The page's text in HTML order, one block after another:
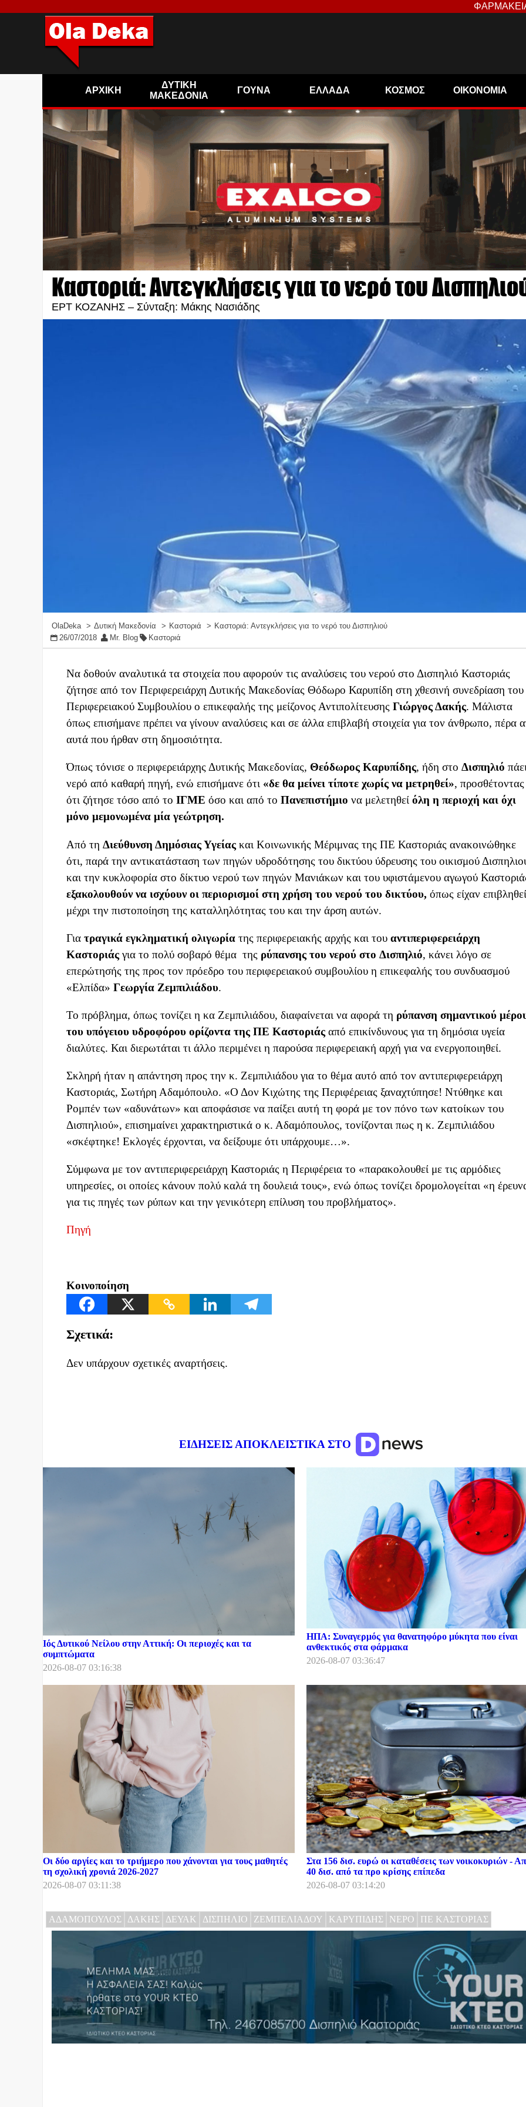
ΑΡΧΙΚΗ
ΔΥΤΙΚΗ
ΜΑΚΕΔΟΝΙΑ
ΓΟΥΝΑ ΕΛΛΑΔΑ ΚΟΣΜΟΣ ΟΙΚΟΝΟΜΙΑ
Καστοριά: Αντεγκλήσεις για το νερό του
ΕΡΤ ΚΟΖΑΝΗΣ – Σύνταξη: Μάκης Νασιάδης
OlaDeka Δυτική Μακεδονία Καστοριά
Καστοριά: Αντεγκλήσεις για το νερό του Δισπηλιού
26/07/2018
Mr. Blog Καστοριά
Να δοθούν αναλυτικά τα στοιχεία που αφορούν τις αναλύσεις του νερού στο Δισπηλιό Καστοριάς
ζήτησε από τον Περιφερειάρχη Δυτικής Μακεδονίας Θόδωρο Καρυπίδη στη χθεσινή συνεδρίαση του
Περιφερειακού Συμβουλίου ο επικεφαλής της μείζονος Αντιπολίτευσης Γιώργος Δακής. Μάλιστα
όπως επισήμανε πρέπει να γίνουν αναλύσεις και σε άλλα επιβλαβή στοιχεία για τον άνθρωπο, πέρα
αυτά που ήρθαν στη δημοσιότητα.
Όπως τόνισε ο περιφερειάρχης Δυτικής Μακεδονίας, Θεόδωρος Καρυπίδης, ήδη στο Δισπηλιό
νερό από καθαρή πηγή, ενώ επισήμανε ότι «δε θα μείνει τίποτε χωρίς να μετρηθεί», προσθέτοντας
ότι ζήτησε τόσο από το ΙΓΜΕ όσο και από το Πανεπιστήμιο να μελετηθεί όλη η περιοχή και όχι
μόνο μεμονωμένα μία γεώτρηση.
Από τη Διεύθυνση Δημόσιας Υγείας και Κοινωνικής Μέριμνας της ΠΕ Καστοριάς ανακοινώθηκε
ότι, παρά την αντικατάσταση των πηγών υδροδότησης του δικτύου ύδρευσης του οικισμού
και την κυκλοφορία στο δίκτυο νερού των πηγών Μανιάκων και του υφιστάμενου αγωγού
εξακολουθούν να ισχύουν οι περιορισμοί στη χρήση του νερού του δικτύου, όπως είχαν επιβληθεί
μέχρι την πιστοποίηση της καταλληλότητας του και την άρση αυτών.
Για τραγικά εγκληματική ολιγωρία της περιφερειακής αρχής και του αντιπεριφερειάρχη
Καστοριάς για το πολύ σοβαρό θέμα της ρύπανσης του νερού στο Δισπηλιό, κάνει λόγο σε
επερώτησής της προς τον πρόεδρο του περιφερειακού συμβουλίου η επικεφαλής του συνδυασμού
«Ελπίδα» Γεωργία Ζεμπιλιάδου.
Το πρόβλημα, όπως τονίζει η κα Ζεμπιλιάδου, διαφαίνεται να αφορά τη ρύπανση σημαντικού
του υπόγειου υδροφόρου ορίζοντα της ΠΕ Καστοριάς από επικίνδυνους για τη δημόσια υγεία
διαλύτες. Και διερωτάται τι άλλο περιμένει η παρούσα περιφερειακή αρχή για να ενεργοποιηθεί.
Σκληρή ήταν η απάντηση προς την κ. Ζεμπιλιάδου για το θέμα αυτό από τον αντιπεριφερειάρχη
Καστοριάς, Σωτήρη Αδαμόπουλο. «Ο Δον Κιχώτης της Περιφέρειας ξαναχτύπησε! Ντύθηκε και
Ρομπέν των «αδυνάτων» και αποφάσισε να παίξει αυτή τη φορά με τον πόνο των κατοίκων του
Δισπηλιού», επισημαίνει χαρακτηριστικά ο κ. Αδαμόπουλος, τονίζονται πως η κ. Ζεμπιλιάδου
«σκέφτηκε! Εκλογές έρχονται, να δείξουμε ότι υπάρχουμε…».
Σύμφωνα με τον αντιπεριφερειάρχη Καστοριάς η Περιφέρεια το «παρακολουθεί με τις αρμόδιες
υπηρεσίες, οι οποίες κάνουν πολύ καλά τη δουλειά τους», ενώ όπως τονίζει δρομολογείται «η
για τις πηγές των ρύπων και την γενικότερη επίλυση του προβλήματος».
Πηγή
Κοινοποίηση
Σχετικά:
Δεν υπάρχουν σχετικές αναρτήσεις.
ΕΙΔΗΣΕΙΣ ΑΠΟΚΛΕΙΣΤΙΚΑ ΣΤΟ
Ιός Δυτικού Νείλου στην Αττική: Οι περιοχές και τα
συμπτώματα
2026-08-07 03:16:38
ΗΠΑ: Συναγερμός για θανατηφόρο μύκητα που είναι
ανθεκτικός στα φάρμακα
2026-08-07 03:36:47
Οι δύο αργίες και το τριήμερο που χάνονται για τους μαθητές
τη σχολική χρονιά 2026-2027
2026-08-07 03:11:38
Στα 156 δισ. ευρώ οι καταθέσεις των νοικοκυριών -
40 δισ. από τα προ κρίσης επίπεδα
2026-08-07 03:14:20
ΑΔΑΜΟΠΟΥΛΟΣ ΔΑΚΗΣ ΔΕΥΑΚ ΔΙΣΠΗΛΙΟ ΖΕΜΠΕΛΙΑΔΟΥ ΚΑΡΥΠΙΔΗΣ ΝΕΡΟ ΠΕ ΚΑΣΤΟΡΙΑΣ